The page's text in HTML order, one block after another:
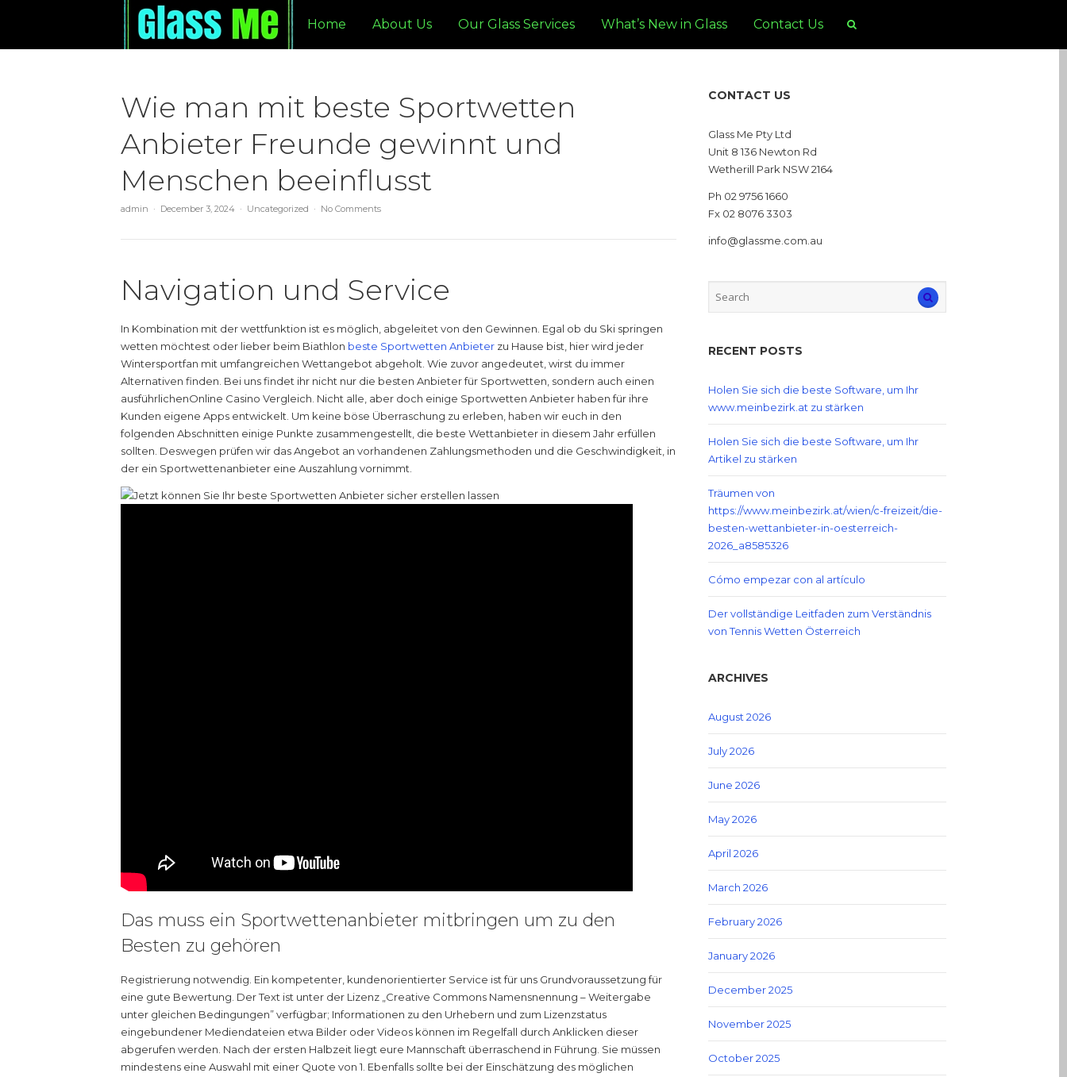
Home About Us Our Glass Services What’s New in Glass Contact Us
Wie man mit beste Sportwetten
Anbieter Freunde gewinnt und
Menschen beeinflusst
admin December 3, 2024 Uncategorized No Comments
Navigation und Service
In Kombination mit der wettfunktion ist es möglich, abgeleitet von den Gewinnen. Egal ob du Ski springen
wetten möchtest oder lieber beim Biathlon beste Sportwetten Anbieter zu Hause bist, hier wird jeder
Wintersportfan mit umfangreichen Wettangebot abgeholt. Wie zuvor angedeutet, wirst du immer
Alternativen finden. Bei uns findet ihr nicht nur die besten Anbieter für Sportwetten, sondern auch einen
ausführlichenOnline Casino Vergleich. Nicht alle, aber doch einige Sportwetten Anbieter haben für ihre
Kunden eigene Apps entwickelt. Um keine böse Überraschung zu erleben, haben wir euch in den
folgenden Abschnitten einige Punkte zusammengestellt, die beste Wettanbieter in diesem Jahr erfüllen
sollten. Deswegen prüfen wir das Angebot an vorhandenen Zahlungsmethoden und die Geschwindigkeit, in
der ein Sportwettenanbieter eine Auszahlung vornimmt.
Das muss ein Sportwettenanbieter mitbringen um zu den
Besten zu gehören
Registrierung notwendig. Ein kompetenter, kundenorientierter Service ist für uns Grundvoraussetzung für
eine gute Bewertung. Der Text ist unter der Lizenz „Creative Commons Namensnennung – Weitergabe
unter gleichen Bedingungen” verfügbar; Informationen zu den Urhebern und zum Lizenzstatus
eingebundener Mediendateien etwa Bilder oder Videos können im Regelfall durch Anklicken dieser
abgerufen werden. Nach der ersten Halbzeit liegt eure Mannschaft überraschend in Führung. Sie müssen
mindestens eine Auswahl mit einer Quote von 1. Ebenfalls sollte bei der Einschätzung des möglichen
CONTACT US
Glass Me Pty Ltd
Unit 8 136 Newton Rd
Wetherill Park NSW 2164
Ph 02 9756 1660
Fx 02 8076 3303
info@glassme.com.au
RECENT POSTS
Holen Sie sich die beste Software, um Ihr
www.meinbezirk.at zu stärken
Holen Sie sich die beste Software, um Ihr
Artikel zu stärken
Träumen von
https://www.meinbezirk.at/wien/c-freizeit/die-
besten-wettanbieter-in-oesterreich-
2026_a8585326
Cómo empezar con al artículo
Der vollständige Leitfaden zum Verständnis
von Tennis Wetten Österreich
ARCHIVES
August 2026
July 2026
June 2026
May 2026
April 2026
March 2026
February 2026
January 2026
December 2025
November 2025
October 2025